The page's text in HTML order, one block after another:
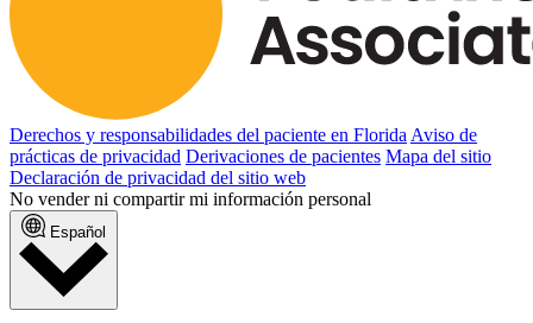
Derechos y responsabilidades del paciente en Florida Aviso de
prácticas de privacidad Derivaciones de pacientes Mapa del sitio
Declaración de privacidad del sitio web
No vender ni compartir mi información personal
Español